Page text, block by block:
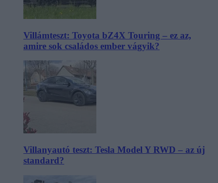
Villámteszt: Toyota bZ4X Touring – ez az,
amire sok családos ember vágyik?
Villanyautó teszt: Tesla Model Y RWD – az új
standard?